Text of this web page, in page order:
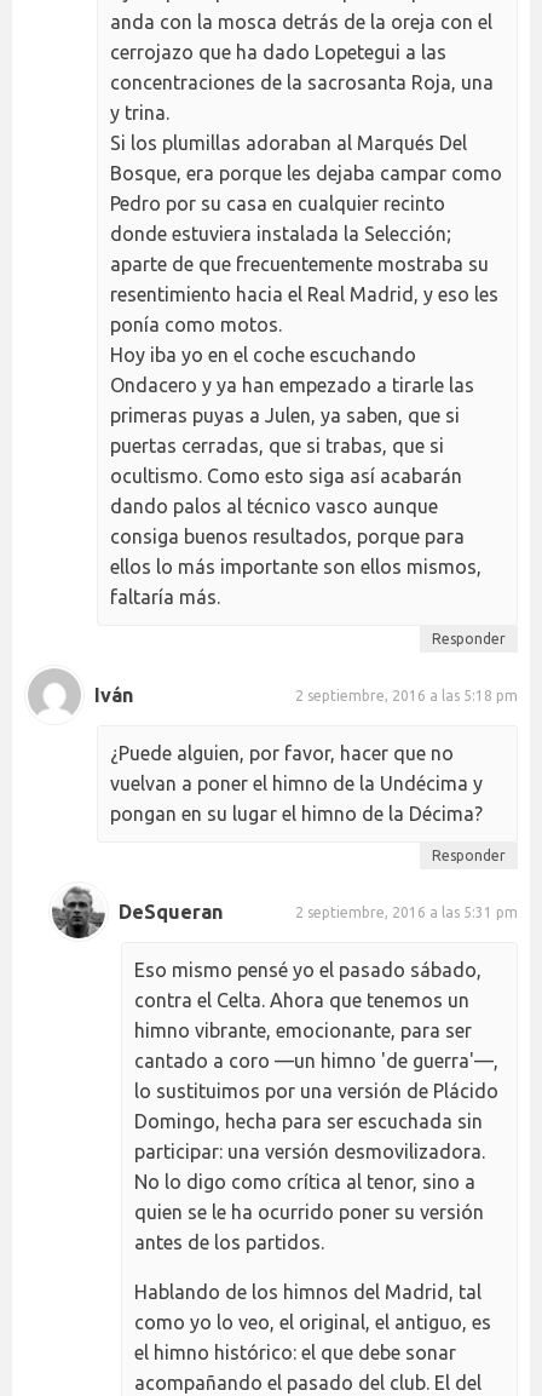
anda con la mosca detrás de la oreja con el
cerrojazo que ha dado Lopetegui a las
concentraciones de la sacrosanta Roja, una
y trina.
Si los plumillas adoraban al Marqués Del
Bosque, era porque les dejaba campar como
Pedro por su casa en cualquier recinto
donde estuviera instalada la Selección;
aparte de que frecuentemente mostraba su
resentimiento hacia el Real Madrid, y eso les
ponía como motos.
Hoy iba yo en el coche escuchando
Ondacero y ya han empezado a tirarle las
primeras puyas a Julen, ya saben, que si
puertas cerradas, que si trabas, que si
ocultismo. Como esto siga así acabarán
dando palos al técnico vasco aunque
consiga buenos resultados, porque para
ellos lo más importante son ellos mismos,
faltaría más.
Responder
Iván 2 septiembre, 2016 a las 5:18 pm
¿Puede alguien, por favor, hacer que no
vuelvan a poner el himno de la Undécima y
pongan en su lugar el himno de la Décima?
Responder
DeSqueran 2 septiembre, 2016 a las 5:31 pm
Eso mismo pensé yo el pasado sábado,
contra el Celta. Ahora que tenemos un
himno vibrante, emocionante, para ser
cantado a coro —un himno 'de guerra'—,
lo sustituimos por una versión de Plácido
Domingo, hecha para ser escuchada sin
participar: una versión desmovilizadora.
No lo digo como crítica al tenor, sino a
quien se le ha ocurrido poner su versión
antes de los partidos.
Hablando de los himnos del Madrid, tal
como yo lo veo, el original, el antiguo, es
el himno histórico: el que debe sonar
acompañando el pasado del club. El del